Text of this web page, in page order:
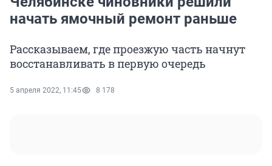
начать ямочный ремонт раньше
Рассказываем, где проезжую часть начнут
восстанавливать в первую очередь
5 апреля 2022, 11:45 8 178